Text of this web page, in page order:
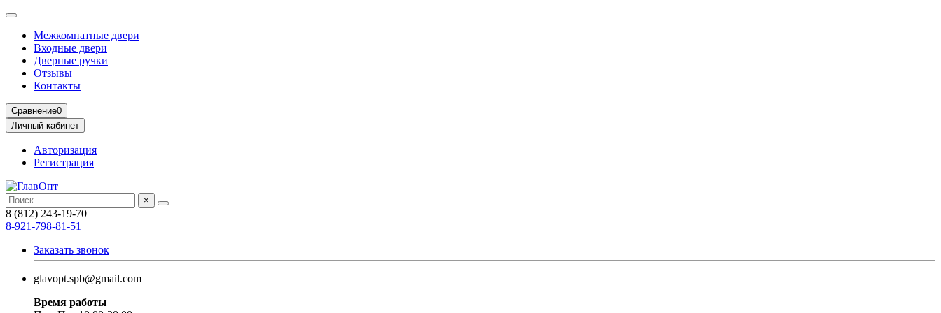
Межкомнатные двери
Входные двери
Дверные ручки
Отзывы
Контакты
Сравнение0
Личный кабинет
Авторизация
Регистрация
×
8 (812) 243-19-70
8-921-798-81-51
Заказать звонок
glavopt.spb@gmail.com
Время работы